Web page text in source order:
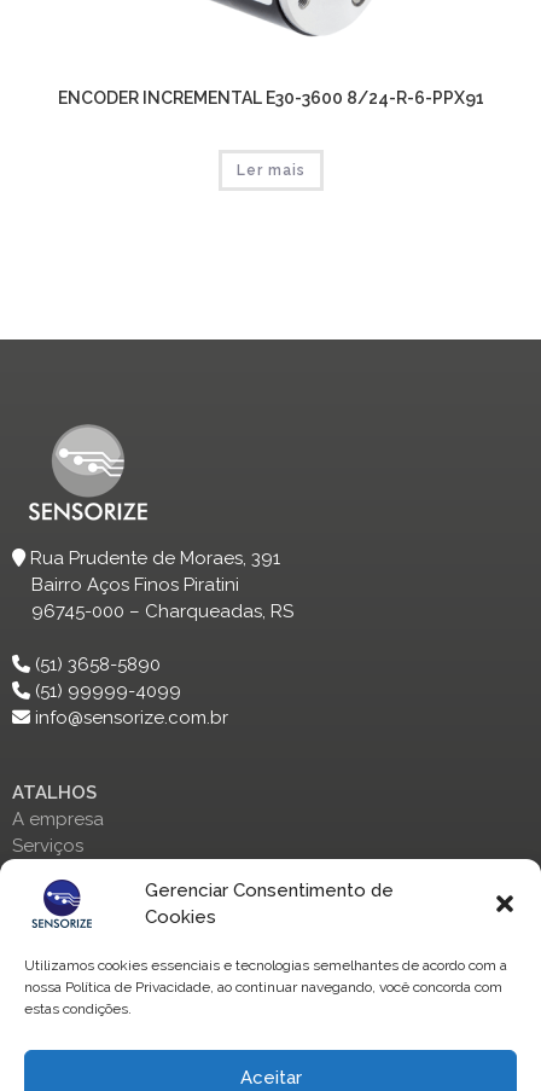
Gerenciar Consentimento de
Cookies
Utilizamos cookies essenciais e tecnologias semelhantes de acordo com a
nossa Política de Privacidade, ao continuar navegando, você concorda com
estas condições.
Aceitar
ENCODER INCREMENTAL E30-3600 8/24-R-6-PPX91
Ler mais
Rua Prudente de Moraes, 391
Bairro Aços Finos Piratini
96745-000 – Charqueadas, RS
(51) 3658-5890
(51) 99999-4099
info@sensorize.com.br
ATALHOS
A empresa
Serviços
Contato
Fale conosco através de nossas redes sociais: